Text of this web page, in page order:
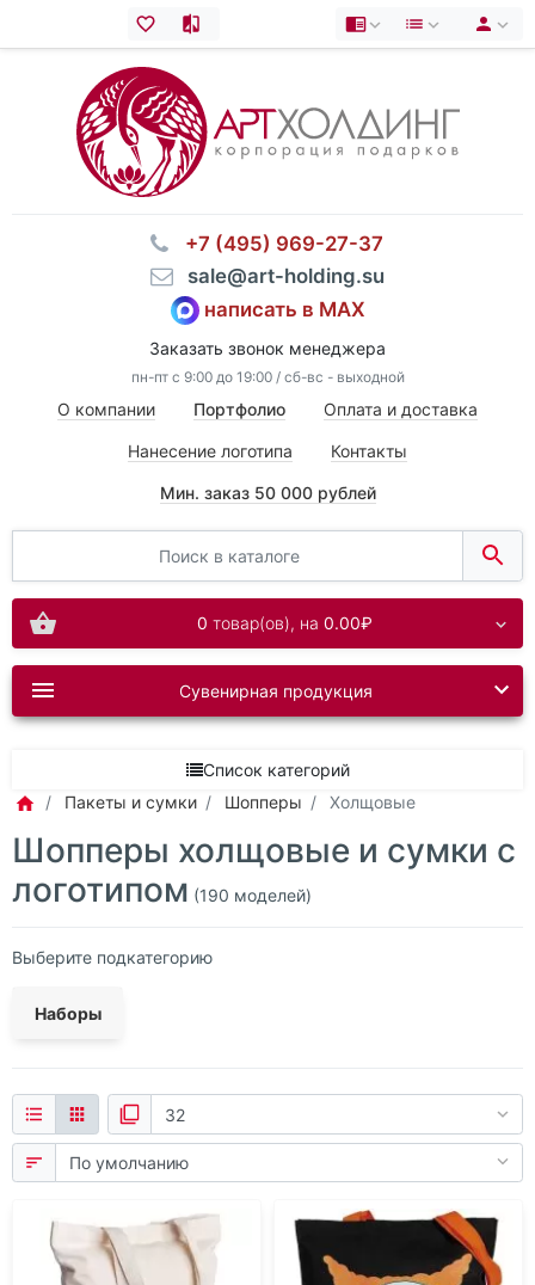
⠀+7 (495) 969-27-37
⠀sale@art-holding.su
написать в MAX
Заказать звонок менеджера
пн-пт с 9:00 до 19:00 / сб-вс - выходной
О компании Портфолио Оплата и доставка
Нанесение логотипа Контакты
Мин. заказ 50 000 рублей
0 товар(ов), на 0.00₽
Сувенирная продукция
Список категорий
Пакеты и сумки
Шопперы Холщовые
Шопперы холщовые и сумки с
логотипом (190 моделей)
Выберите подкатегорию
Наборы